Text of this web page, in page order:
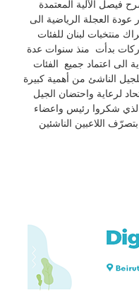
الناشئين واللاعبين الناشئين(تحت ال16 سنة) .وشرح فيصل الآلية المعتمدة
العجلة الرياضية الى
منتخبات لبنان للفئات
بدأت منذ سنوات عدة
الى اعتماد جميع الفئات
الناشئ من أهمية كبيرة
لرعاية واحتضان الجيل
الذي شكروا رئيس واعضاء
اللاعبين الناشئين